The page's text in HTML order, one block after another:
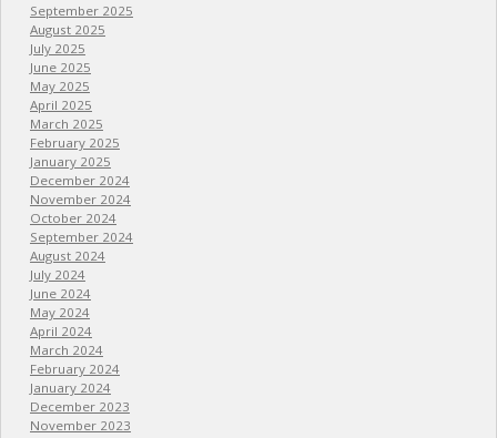
September 2025
August 2025
July 2025
June 2025
May 2025
April 2025
March 2025
February 2025
January 2025
December 2024
November 2024
October 2024
September 2024
August 2024
July 2024
June 2024
May 2024
April 2024
March 2024
February 2024
January 2024
December 2023
November 2023